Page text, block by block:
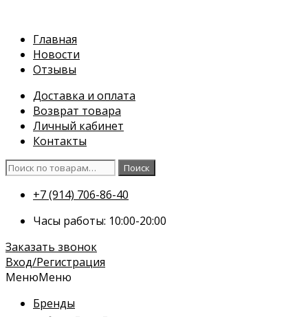
содержимому
Главная
Новости
Отзывы
Доставка и оплата
Возврат товара
Личный кабинет
Контакты
Искать:
Поиск
+7 (914) 706-86-40
Часы работы: 10:00-20:00
Заказать звонок
Вход/Регистрация
МенюМеню
Бренды